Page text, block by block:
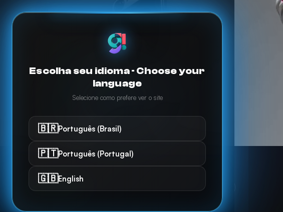
Escolha seu idioma · Choose your
language
Selecione como prefere ver o site
🇧🇷Português (Brasil)
🇵🇹Português (Portugal)
🇬🇧English
NOSSO
TRABALHO
FALA POR SI.
15 PROJETOS
AUDIOVISUAL